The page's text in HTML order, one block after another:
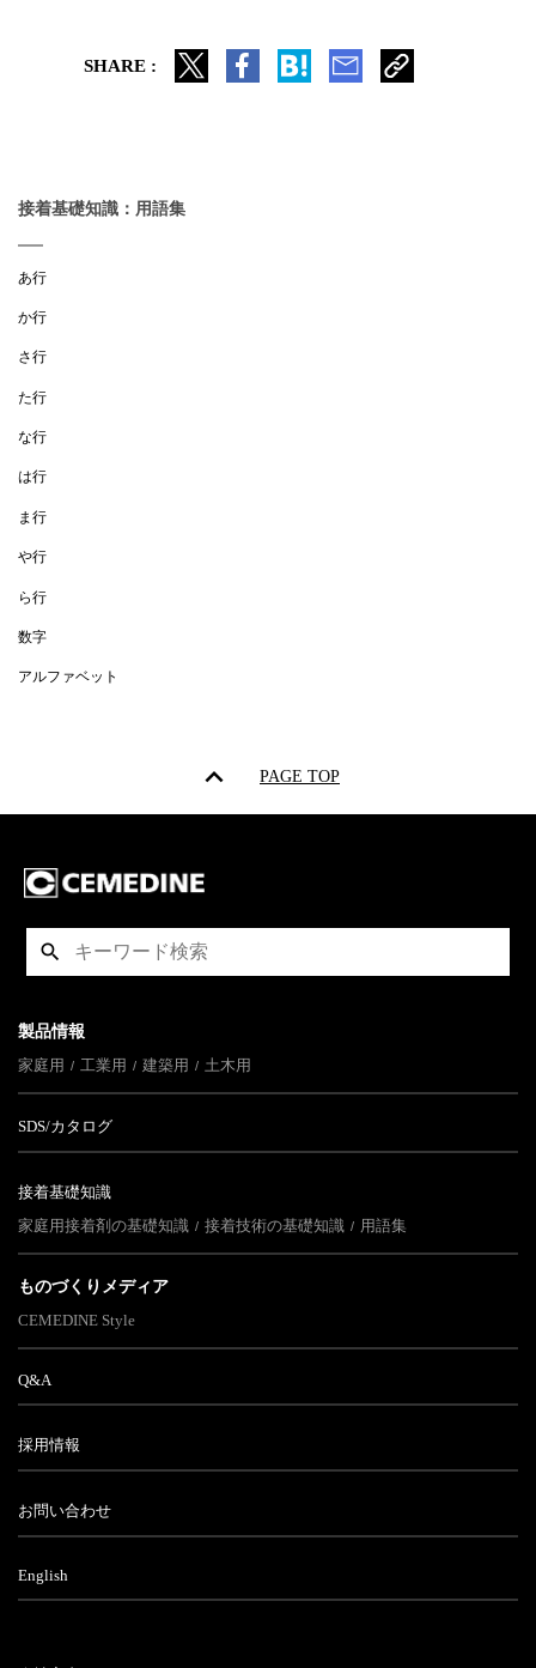
SHARE :
接着基礎知識：用語集
あ行
か行
さ行
た行
な行
は行
ま行
や行
ら行
数字
アルファベット
PAGE TOP
製品情報
家庭用
工業用 建築用 土木用
SDS/カタログ
接着基礎知識
家庭用接着剤の基礎知識
接着技術の基礎知識 用語集
ものづくりメディア
CEMEDINE Style
Q&A
採用情報
お問い合わせ
English